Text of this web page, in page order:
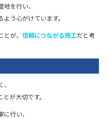
を行い、
う心がけています。
とが、信頼につながる施工だと考
とが大切です。
行い、